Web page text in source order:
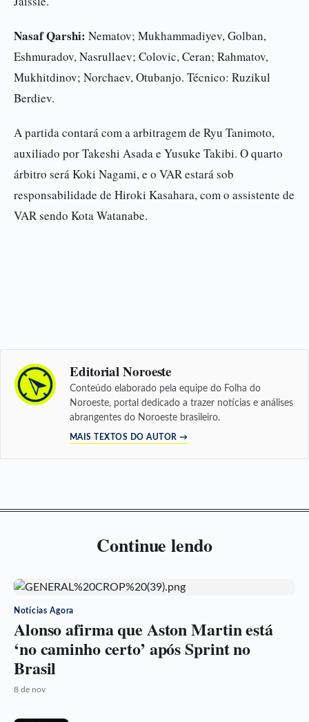
Nasaf Qarshi: Nematov; Mukhammadiyev, Golban,
Eshmuradov, Nasrullaev; Colovic, Ceran; Rahmatov,
Mukhitdinov; Norchaev, Otubanjo. Técnico: Ruzikul
Berdiev.
A partida contará com a arbitragem de Ryu Tanimoto,
auxiliado por Takeshi Asada e Yusuke Takibi. O quarto
árbitro será Koki Nagami, e o VAR estará sob
responsabilidade de Hiroki Kasahara, com o assistente de
VAR sendo Kota Watanabe.
Editorial Noroeste
Conteúdo elaborado pela equipe do Folha do
Noroeste, portal dedicado a trazer notícias e análises
abrangentes do Noroeste brasileiro.
MAIS TEXTOS DO AUTOR →
Continue lendo
Notícias Agora
Alonso afirma que Aston Martin está
‘no caminho certo’ após Sprint no
Brasil
8 de nov